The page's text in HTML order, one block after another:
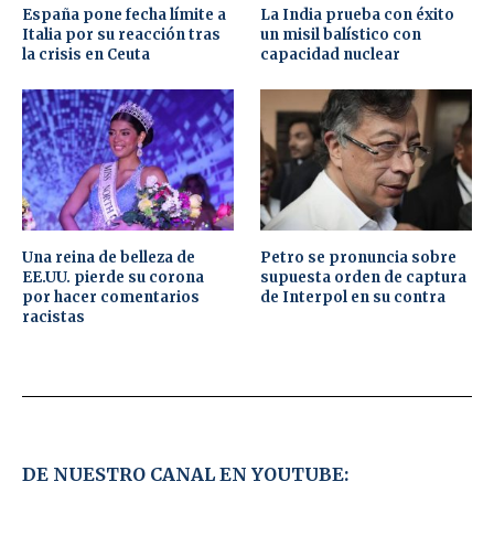
España pone fecha límite a
Italia por su reacción tras
la crisis en Ceuta
La India prueba con éxito
un misil balístico con
capacidad nuclear
Una reina de belleza de
EE.UU. pierde su corona
por hacer comentarios
racistas
Petro se pronuncia sobre
supuesta orden de captura
de Interpol en su contra
DE NUESTRO CANAL EN YOUTUBE: